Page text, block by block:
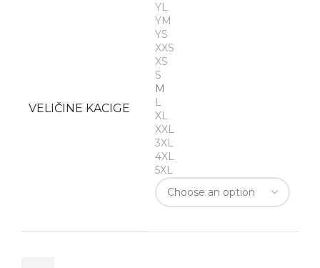
VELIČINE KACIGE
YL
YM
YS
XXS
XS
S
M
L
XL
XXL
3XL
4XL
5XL